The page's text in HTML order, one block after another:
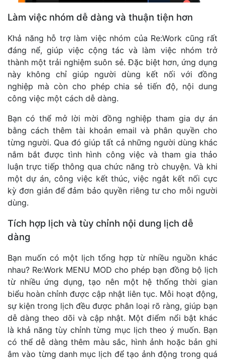
Làm việc nhóm dễ dàng và thuận tiện hơn
Khả năng hỗ trợ làm việc nhóm của Re:Work cũng rất
đáng nể, giúp việc cộng tác và làm việc nhóm trở
thành một trải nghiệm suôn sẻ. Đặc biệt hơn, ứng dụng
này không chỉ giúp người dùng kết nối với đồng
nghiệp mà còn cho phép chia sẻ tiến độ, nội dung
công việc một cách dễ dàng.
Bạn có thể mở lời mời đồng nghiệp tham gia dự án
bằng cách thêm tài khoản email và phân quyền cho
từng người. Qua đó giúp tất cả những người dùng khác
nắm bắt được tình hình công việc và tham gia thảo
luận trực tiếp thông qua chức năng trò chuyện. Và khi
một dự án, công việc kết thúc, việc ngắt kết nối cực
kỳ đơn giản để đảm bảo quyền riêng tư cho mỗi người
dùng.
Tích hợp lịch và tùy chỉnh nội dung lịch dễ
dàng
Bạn muốn có một lịch tổng hợp từ nhiều nguồn khác
nhau? Re:Work MENU MOD cho phép bạn đồng bộ lịch
từ nhiều ứng dụng, tạo nên một hệ thống thời gian
biểu hoàn chỉnh được cập nhật liên tục. Mỗi hoạt động,
sự kiện trong lịch đều được phân loại rõ ràng, giúp bạn
dễ dàng theo dõi và cập nhật. Một điểm nổi bật khác
là khả năng tùy chỉnh từng mục lịch theo ý muốn. Bạn
có thể dễ dàng thêm màu sắc, hình ảnh hoặc bản ghi
âm vào từng danh mục lịch để tạo ảnh động trong quá